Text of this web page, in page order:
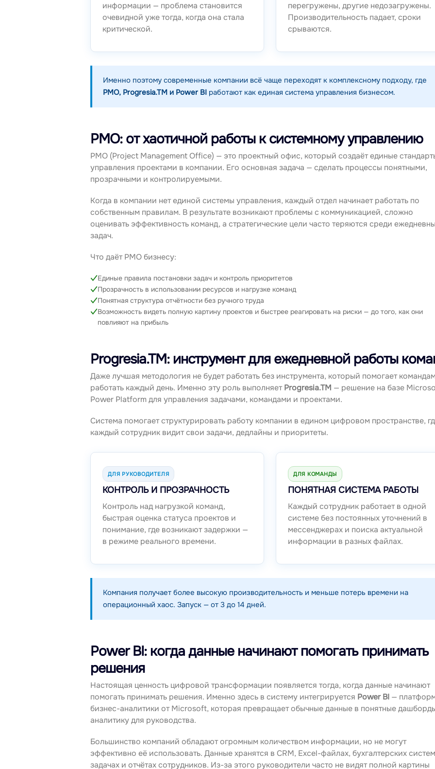
информации — проблема становится
очевидной уже тогда, когда она стала
критической.
перегружены, другие недозагружены.
Производительность падает, сроки
срываются.
Именно поэтому современные компании всё чаще переходят к комплексному подходу, где
PMO, Progresia.TM и Power BI работают как единая система управления бизнесом.
PMO: от хаотичной работы к системному управлению
PMO (Project Management Office) — это проектный офис, который создаёт единые
управления проектами в компании. Его основная задача — сделать процессы понятными,
прозрачными и контролируемыми.
Когда в компании нет единой системы управления, каждый отдел начинает работать по
собственным правилам. В результате возникают проблемы с коммуникацией, сложно
оценивать эффективность команд, а стратегические цели часто теряются среди
задач.
Что даёт PMO бизнесу:
Единые правила постановки задач и контроль приоритетов
Прозрачность в использовании ресурсов и нагрузке команд
Понятная структура отчётности без ручного труда
Возможность видеть полную картину проектов и быстрее реагировать на риски — до того, как они
повлияют на прибыль
Progresia.TM: инструмент для ежедневной работы
Даже лучшая методология не будет работать без инструмента, который помогает
работать каждый день. Именно эту роль выполняетProgresia.TM — решение на базе
Power Platform для управления задачами, командами и проектами.
Система помогает структурировать работу компании в едином цифровом пространстве,
каждый сотрудник видит свои задачи, дедлайны и приоритеты.
ДЛЯ РУКОВОДИТЕЛЯ
КОНТРОЛЬ И ПРОЗРАЧНОСТЬ
Контроль над нагрузкой команд,
быстрая оценка статуса проектов и
понимание, где возникают задержки —
в режиме реального времени.
ДЛЯ КОМАНДЫ
ПОНЯТНАЯ СИСТЕМА РАБОТЫ
Каждый сотрудник работает в одной
системе без постоянных уточнений в
мессенджерах и поиска актуальной
информации в разных файлах.
Компания получает более высокую производительность и меньше потерь времени на
операционный хаос. Запуск — от 3 до 14 дней.
Power BI: когда данные начинают помогать принимать
решения
Настоящая ценность цифровой трансформации появляется тогда, когда данные начинают
помогать принимать решения. Именно здесь в систему интегрируется Power BI —
бизнес-аналитики от Microsoft, которая превращает обычные данные в понятные
аналитику для руководства.
Большинство компаний обладают огромным количеством информации, но не могут
эффективно её использовать. Данные хранятся в CRM, Excel-файлах, бухгалтерских
задачах и отчётах сотрудников. Из-за этого руководители часто не видят полной картины